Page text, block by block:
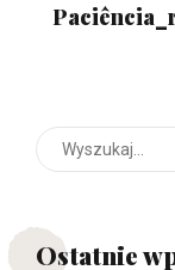
Ostatnie